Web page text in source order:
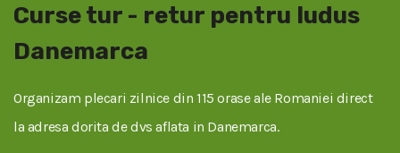
Curse tur - retur pentru ludus
Danemarca
Organizam plecari zilnice din 115 orase ale Romaniei direct
la adresa dorita de dvs aflata in Danemarca.